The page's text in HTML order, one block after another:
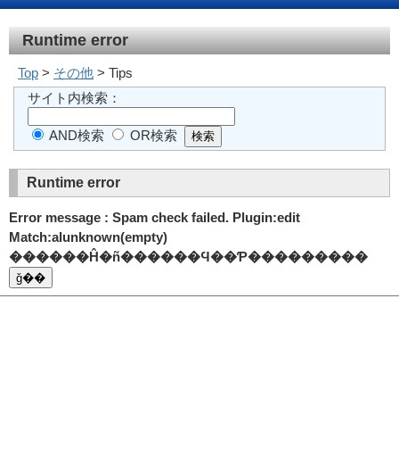
Runtime error
Top > その他 > Tips
サイト内検索：
AND検索 OR検索
Runtime error
Error message : Spam check failed. Plugin:edit
Match:alunknown(empty)
������Ĥ�ñ������Ϥ��Ƥ���������